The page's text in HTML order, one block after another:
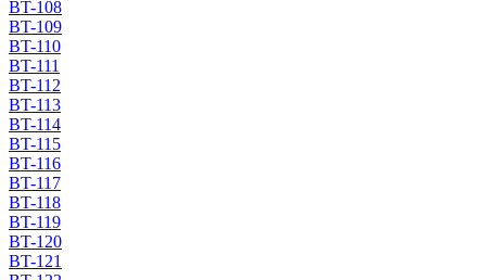
BT-108
BT-109
BT-110
BT-111
BT-112
BT-113
BT-114
BT-115
BT-116
BT-117
BT-118
BT-119
BT-120
BT-121